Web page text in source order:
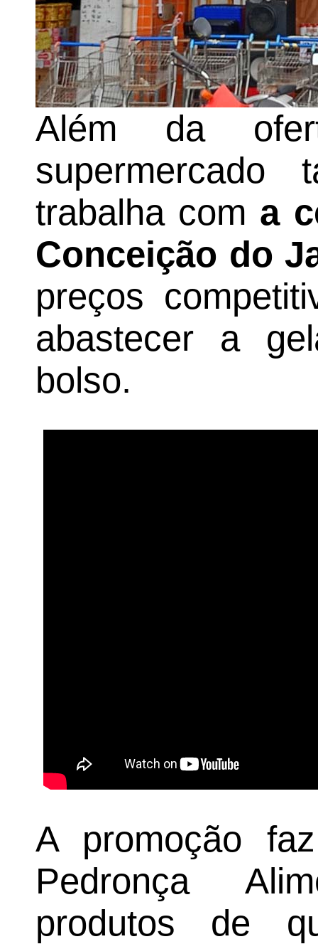
Além da
supermercado
trabalha com a
Conceição do
preços
abastecer a
bolso.
A promoção
Pedronça
produtos de